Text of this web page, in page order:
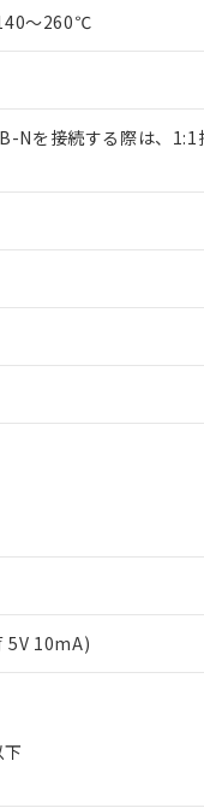
～260℃
Nを接続する際は、1:1
5V 10mA)
が提供可能な商品です
り替える予定のある商
で、対応品を出す予
査中または確認中の商
い商品です。
判明した場合などやむ